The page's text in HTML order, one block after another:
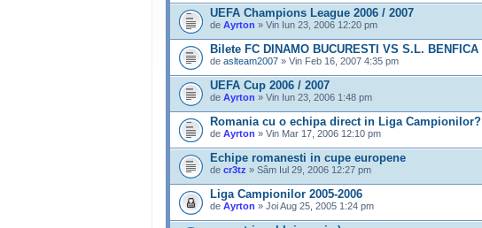
UEFA Champions League 2006 / 2007
de Ayrton » Vin Iun 23, 2006 12:20 pm
Bilete FC DINAMO BUCURESTI VS S.L. BENFICA
de aslteam2007 » Vin Feb 16, 2007 4:35 pm
UEFA Cup 2006 / 2007
de Ayrton » Vin Iun 23, 2006 1:48 pm
Romania cu o echipa direct in Liga Campionilor?
de Ayrton » Vin Mar 17, 2006 12:10 pm
Echipe romanesti in cupe europene
de cr3tz » Sâm Iul 29, 2006 12:27 pm
Liga Campionilor 2005-2006
de Ayrton » Joi Aug 25, 2005 1:24 pm